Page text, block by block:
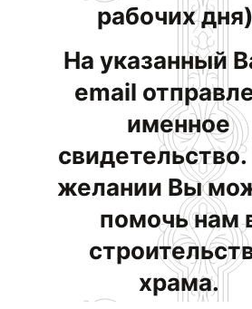
рабочих
На указанный
email
именное
желании Вы
помочь нам
храма.